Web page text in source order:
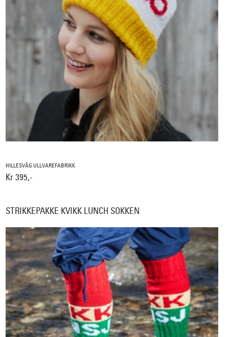
HILLESVÅG ULLVAREFABRIKK
Kr 395,-
STRIKKEPAKKE KVIKK LUNCH SOKKEN